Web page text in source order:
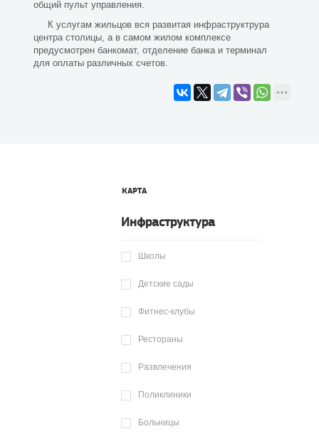
общий пульт управления.
К услугам жильцов вся развитая инфраструктрура
центра столицы, а в самом жилом комплексе
предусмотрен банкомат, отделение банка и терминал
для оплаты различных счетов.
КАРТА
Инфраструктура
Школы
Детские сады
Фитнес-клубы
Рестораны
Развлечения
Поликлиники
Больницы